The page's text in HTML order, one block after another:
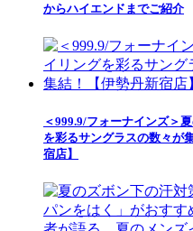
からハイエンドまでご紹介
＜999.9/フォーナインズ＞
を彩るサングラスの数々が
宿店】